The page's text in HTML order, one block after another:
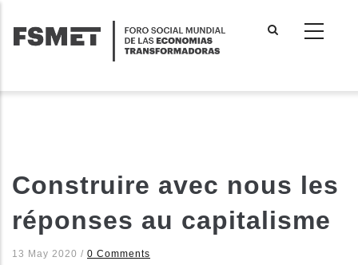
contenido
Construire avec nous les
réponses au capitalisme
13 May 2020 / 0 Comments